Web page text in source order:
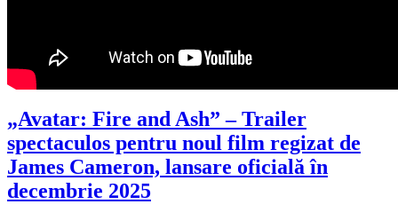
„Avatar: Fire and Ash” – Trailer
spectaculos pentru noul film regizat de
James Cameron, lansare oficială în
decembrie 2025